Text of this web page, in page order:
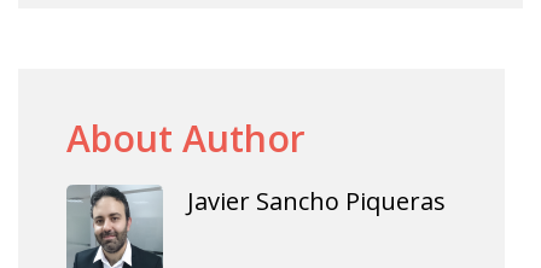
About Author
Javier Sancho Piqueras